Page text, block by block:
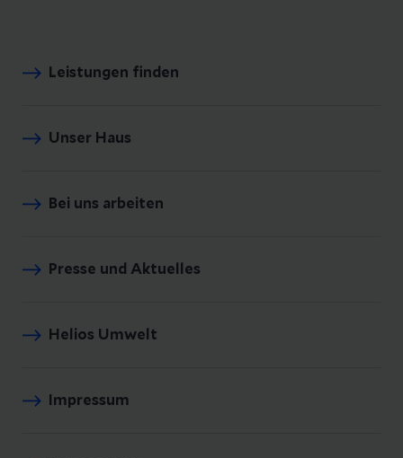
Leistungen finden
Unser Haus
Bei uns arbeiten
Presse und Aktuelles
Helios Umwelt
Impressum